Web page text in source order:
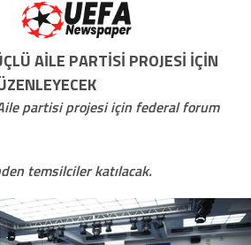
AILE PARTISI PROJESI IÇIN
partisi projesi için federal forum
temsilciler katılacak.